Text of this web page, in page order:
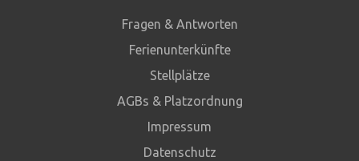
Fragen & Antworten
Ferienunterkünfte
Stellplätze
AGBs & Platzordnung
Impressum
Datenschutz